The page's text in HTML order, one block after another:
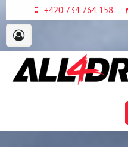
+420 734 764 158